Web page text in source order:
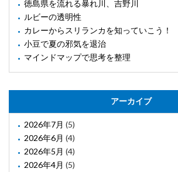
徳島県を流れる暴れ川、吉野川
ルビーの透明性
カレーからスリランカを知っていこう！
小豆で夏の邪気を退治
マインドマップで思考を整理
アーカイブ
2026年7月 (5)
2026年6月 (4)
2026年5月 (4)
2026年4月 (5)